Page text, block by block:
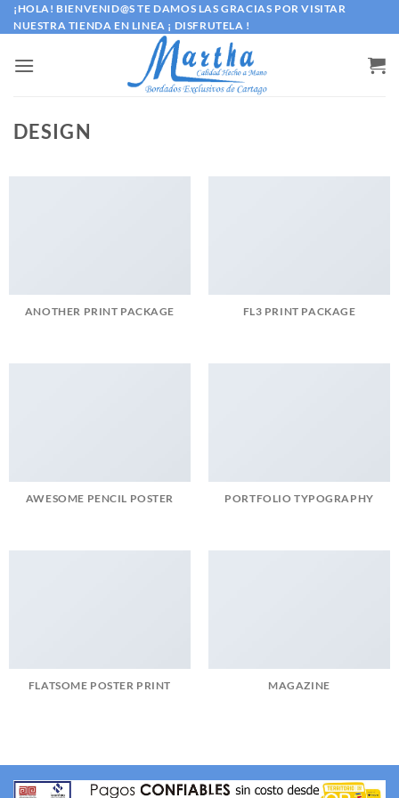
Saltar
al
¡HOLA! BIENVENID@S TE DAMOS LAS GRACIAS POR VISITAR
NUESTRA TIENDA EN LINEA ¡ DISFRUTELA !
DESIGN
ANOTHER PRINT PACKAGE FL3 PRINT PACKAGE
AWESOME PENCIL POSTER PORTFOLIO TYPOGRAPHY
FLATSOME POSTER PRINT MAGAZINE